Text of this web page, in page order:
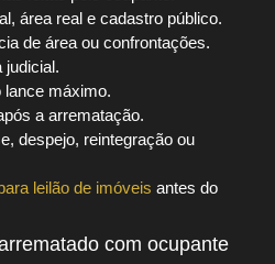
área real e cadastro público.
de área ou confrontações.
judicial.
lance máximo.
a arrematação.
despejo, reintegração ou
leilão de imóveis antes do
com ocupante